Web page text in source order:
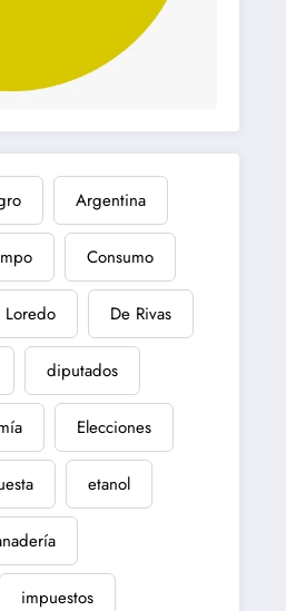
Argentina
Consumo
Loredo De Rivas
diputados
Elecciones
etanol
impuestos